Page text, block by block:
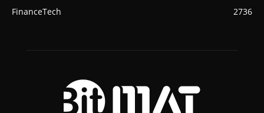
FinanceTech
2736